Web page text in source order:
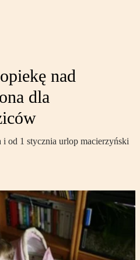
nad
dla
i od 1 stycznia urlop macierzyński